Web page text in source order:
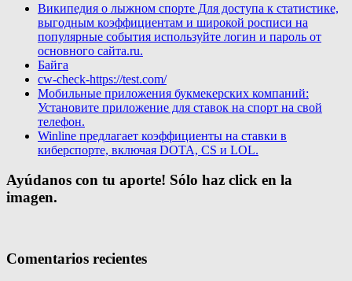
Википедия о лыжном спорте Для доступа к статистике,
выгодным коэффициентам и широкой росписи на
популярные события используйте логин и пароль от
основного сайта.ru.
Байга
cw-check-https://test.com/
Мобильные приложения букмекерских компаний:
Установите приложение для ставок на спорт на свой
телефон.
Winline предлагает коэффициенты на ставки в
киберспорте, включая DOTA, CS и LOL.
Ayúdanos con tu aporte! Sólo haz click en la
imagen.
Comentarios recientes